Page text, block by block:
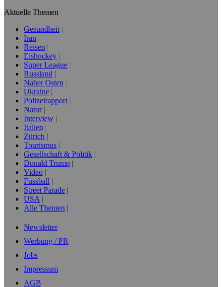
Aktuelle Themen
Gesundheit
Iran
Reisen
Eishockey
Super League
Russland
Naher Osten
Ukraine
Polizeirapport
Natur
Interview
Italien
Zürich
Tourismus
Gesellschaft & Politik
Donald Trump
Video
Fussball
Street Parade
USA
Alle Themen
Newsletter
Werbung / PR
Jobs
Impressum
AGB